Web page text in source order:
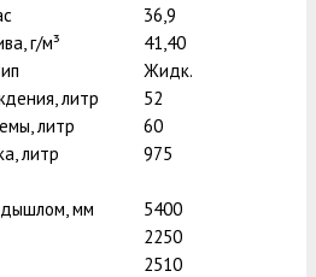
36,9
г/м³
41,40
Жидк.
литр
52
литр
60
литр
975
мм
5400
2250
2510